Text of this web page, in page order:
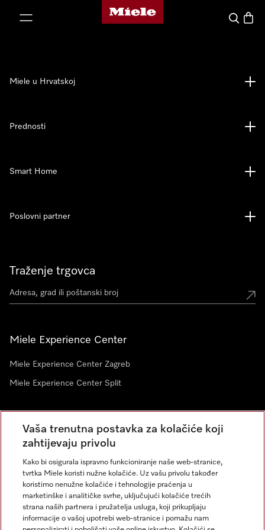
Miele početna stranica
Pretraga
Traženje trgovca
Miele Experience Center
Miele Experience Center Zagreb
Miele Experience Center Split
Newsletter
Miele u Hrvatskoj
Prednosti
Smart Home
Poslovni partner
Vaša trenutna postavka za kolačiće koji
zahtijevaju privolu
Kako bi osigurala ispravno funkcioniranje naše web-stranice,
tvrtka Miele koristi nužne kolačiće. Uz vašu privolu također
koristimo nenužne kolačiće i tehnologije praćenja u
marketinške i analitičke svrhe, uključujući kolačiće trećih
strana naših partnera i pružatelja usluga, koji prikupljaju
informacije o vašoj upotrebi web-stranice i pomažu nam